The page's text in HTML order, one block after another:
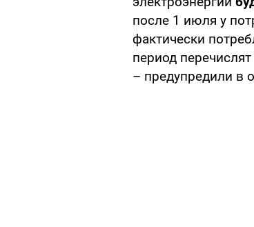
после 1 июля у
фактически
период перечислят
– предупредили в